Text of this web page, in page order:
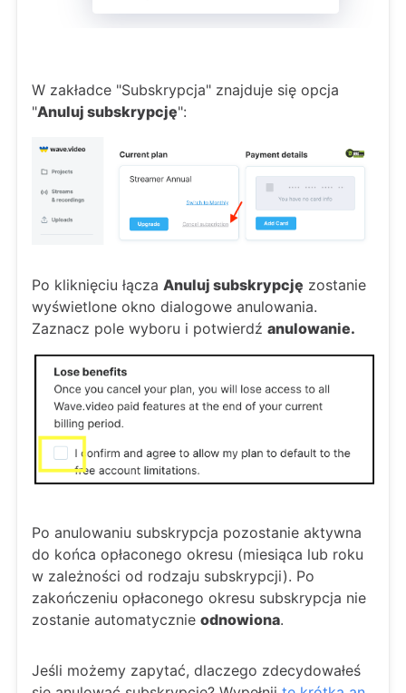
W zakładce "Subskrypcja" znajduje się opcja
"Anuluj subskrypcję":
Po kliknięciu łącza Anuluj subskrypcję zostanie
wyświetlone okno dialogowe anulowania.
Zaznacz pole wyboru i potwierdź anulowanie.
Po anulowaniu subskrypcja pozostanie aktywna
do końca opłaconego okresu (miesiąca lub roku
w zależności od rodzaju subskrypcji). Po
zakończeniu opłaconego okresu subskrypcja nie
zostanie automatycznie odnowiona.
Jeśli możemy zapytać, dlaczego zdecydowałeś